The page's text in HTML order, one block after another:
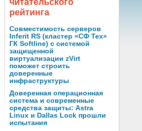
читательского
рейтинга
Совместимость серверов
Inferit RS (кластер «СФ Тех»
ГК Softline) с системой
защищенной
виртуализации zVirt
поможет строить
доверенные
инфраструктуры
Доверенная операционная
система и современные
средства защиты: Astra
Linux и Dallas Lock прошли
испытания